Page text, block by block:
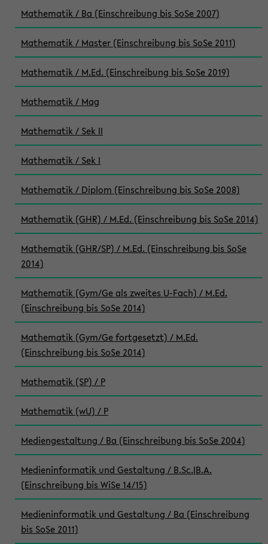
Mathematik / Ba (Einschreibung bis SoSe 2007)
Mathematik / Master (Einschreibung bis SoSe 2011)
Mathematik / M.Ed. (Einschreibung bis SoSe 2019)
Mathematik / Mag
Mathematik / Sek II
Mathematik / Sek I
Mathematik / Diplom (Einschreibung bis SoSe 2008)
Mathematik (GHR) / M.Ed. (Einschreibung bis SoSe 2014)
Mathematik (GHR/SP) / M.Ed. (Einschreibung bis SoSe
2014)
Mathematik (Gym/Ge als zweites U-Fach) / M.Ed.
(Einschreibung bis SoSe 2014)
Mathematik (Gym/Ge fortgesetzt) / M.Ed.
(Einschreibung bis SoSe 2014)
Mathematik (SP) / P
Mathematik (wU) / P
Mediengestaltung / Ba (Einschreibung bis SoSe 2004)
Medieninformatik und Gestaltung / B.Sc.|B.A.
(Einschreibung bis WiSe 14/15)
Medieninformatik und Gestaltung / Ba (Einschreibung
bis SoSe 2011)